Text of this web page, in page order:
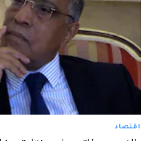
اقتصاد